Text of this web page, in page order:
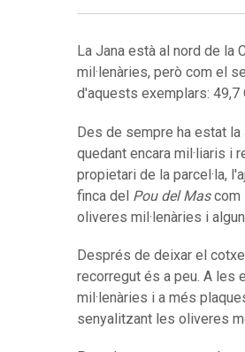
La Jana està al nord de la
mil·lenàries, però com el
d'aquests exemplars: 49,7
Des de sempre ha estat
quedant encara mil·liaris i
propietari de la parcel·la,
finca del Pou del Mascom
oliveres mil·lenàries i
Després de deixar el
recorregut és a peu. A les
mil·lenàries i a més
senyalitzant les oliveres